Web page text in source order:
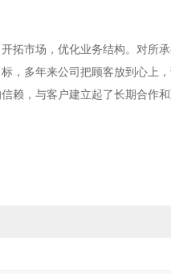
市场，优化业务结构。对所
，多年来公司把顾客放到心上
赖，与客户建立起了长期合作